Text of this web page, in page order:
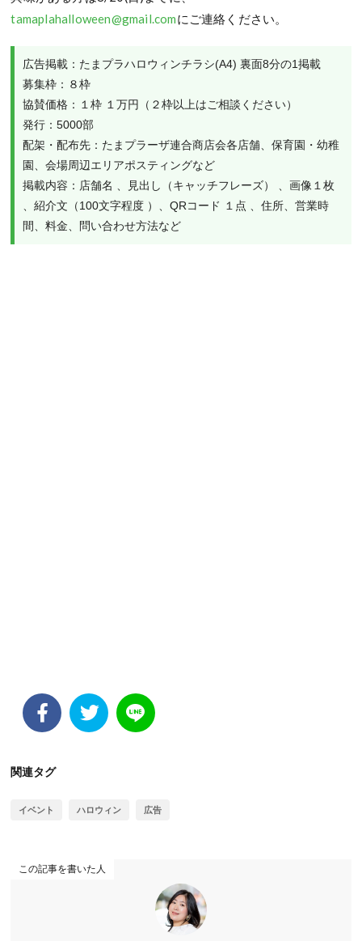
tamaplahalloween@gmail.comにご連絡ください。
広告掲載：たまプラハロウィンチラシ(A4) 裏面8分の1掲載
募集枠：８枠
協賛価格：１枠 １万円（２枠以上はご相談ください）
発行：5000部
配架・配布先：たまプラーザ連合商店会各店舗、保育園・幼稚
園、会場周辺エリアポスティングなど
掲載内容：店舗名 、見出し（キャッチフレーズ） 、画像１枚
、紹介文（100文字程度 ）、QRコード １点 、住所、営業時
間、料金、問い合わせ方法など
関連タグ
イベント ハロウィン 広告
この記事を書いた人